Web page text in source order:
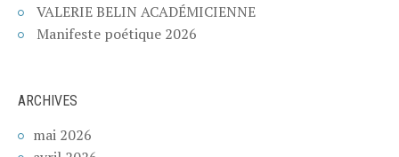
VALERIE BELIN ACADÉMICIENNE
Manifeste poétique 2026
ARCHIVES
mai 2026